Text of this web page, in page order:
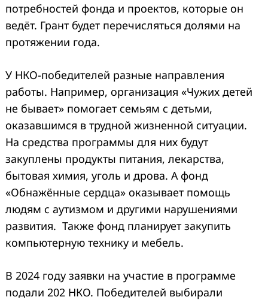
потребностей фонда и проектов, которые он
ведёт. Грант будет перечисляться долями на
протяжении года.
У НКО-победителей разные направления
работы. Например, организация «Чужих детей
не бывает» помогает семьям с детьми,
оказавшимся в трудной жизненной ситуации.
На средства программы для них будут
закуплены продукты питания, лекарства,
бытовая химия, уголь и дрова. А фонд
«Обнажённые сердца» оказывает помощь
людям с аутизмом и другими нарушениями
развития. Также фонд планирует закупить
компьютерную технику и мебель.
В 2024 году заявки на участие в программе
подали 202 НКО. Победителей выбирали
Search
for: